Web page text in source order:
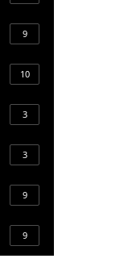
9
10
3
3
9
9